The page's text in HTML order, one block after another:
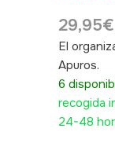
29,95€
El
Apuros.
6
recogida
24-48